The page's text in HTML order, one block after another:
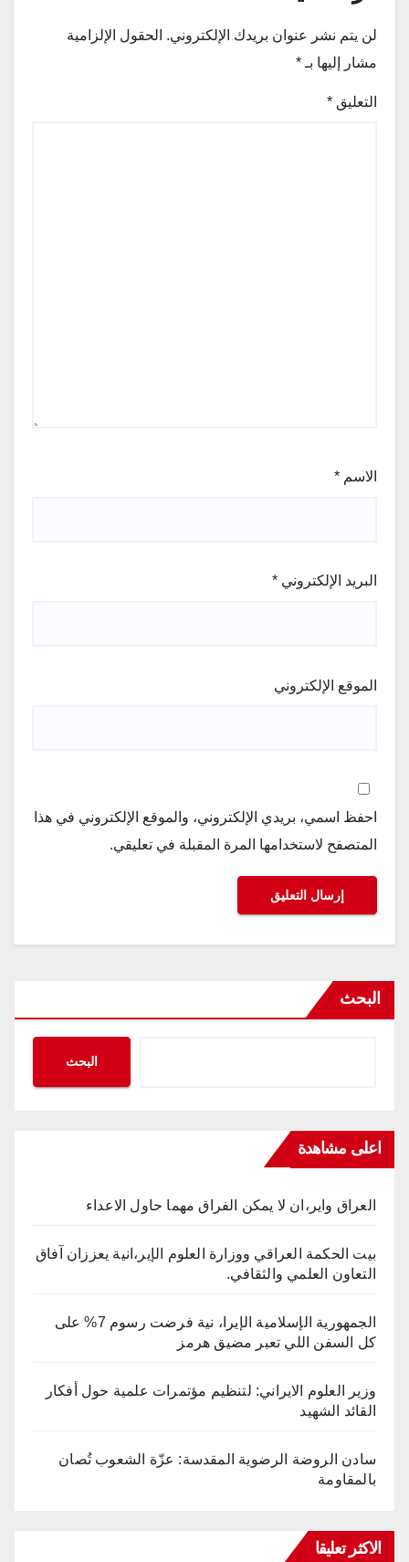
لن يتم نشر عنوان بريدك الإلكتروني. الحقول الإلزامية
مشار إليها بـ *
التعليق *
الاسم *
البريد الإلكتروني *
الموقع الإلكتروني
احفظ اسمي، بريدي الإلكتروني، والموقع الإلكتروني في هذا
المتصفح لاستخدامها المرة المقبلة في تعليقي.
البحث
البحث
اعلى مشاهدة
العراق واير،ان لا يمكن الفراق مهما حاول الاعداء
بيت الحكمة العراقي ووزارة العلوم الإير،انية يعززان آفاق
التعاون العلمي والثقافي.
الجمهورية الإسلامية الإيرا، نية فرضت رسوم 7% على
كل السفن اللي تعبر مضيق هرمز
وزير العلوم الايراني: لتنظيم مؤتمرات علمية حول أفكار
القائد الشهيد
سادن الروضة الرضوية المقدسة: عزّة الشعوب تُصان
بالمقاومة
الاكثر تعليقا